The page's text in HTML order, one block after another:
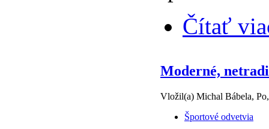
Čítať
Moderné,
Vložil(a) Michal Bábela,
Športové odvetvia